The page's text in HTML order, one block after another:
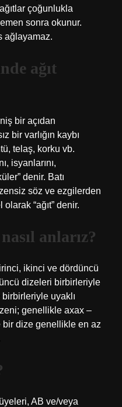
çoğunlukla
sonra okunur.
ağlayamaz.
ağıt
bir açıdan
bir varlığın kaybı
telaş, korku vb.
isyanlarını,
denir. Batı
söz ve ezgilerden
“ağıt” denir.
anlarız?
ikinci ve dördüncü
dizeleri birbirleriyle
uyaklı
genellikle axax –
dize genellikle en az
AB ve/veya